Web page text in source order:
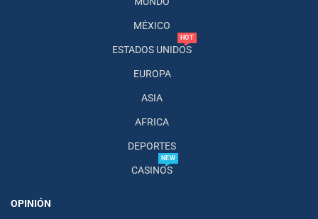
MÉXICO
ESTADOS UNIDOS
HOT
EUROPA
ASIA
AFRICA
DEPORTES
CASINOS
NEW
OPINIÓN